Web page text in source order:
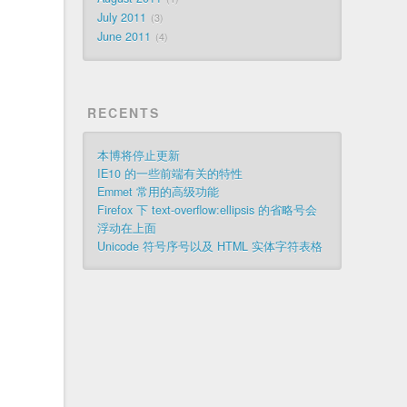
July 2011 3
June 2011 4
RECENTS
本博将停止更新
IE10 的一些前端有关的特性
Emmet 常用的高级功能
Firefox 下 text-overflow:ellipsis 的省略号会
浮动在上面
Unicode 符号序号以及 HTML 实体字符表格